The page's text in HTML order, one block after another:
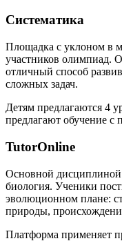
Систематика
Площадка с уклоном в
участников олимпиад.
отличный способ
сложных задач.
Детям предлагаются 4
предлагают обучение с
TutorOnline
Основной дисциплиной
биология. Ученики
эволюционном плане:
природы,
Платформа применяет